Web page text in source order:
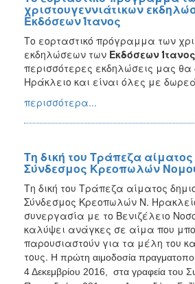
χριστουγεννιάτικων
Εκδόσεων Ίτανος
Το εορταστικό πρόγραμμα των
εκδηλώσεων των Εκδόσεων Ίτανος
περισσότερες εκδηλώσεις μας θα
Ηράκλειο και είναι όλες με
περισσότερα...
Τη δική του Τράπεζα
Σύνδεσμος Κρεοπωλών
Τη δική του Τράπεζα αίματος
Σύνδεσμος Κρεοπωλών Ν.
συνεργασία με το Βενιζέλειο
καλύψει ανάγκες σε αίμα που
παρουσιαστούν για τα μέλη του
τους. Η πρώτη αιμοδοσία
4 Δεκεμβρίου 2016,
στα γραφεία του